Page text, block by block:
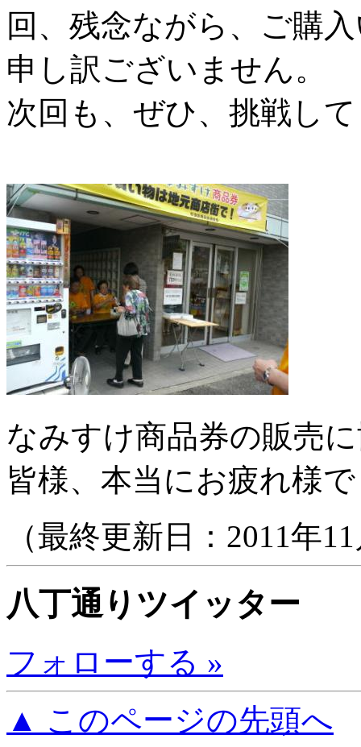
回、残念ながら、ご購
申し訳ございません。
次回も、ぜひ、挑戦し
なみすけ商品券の販売
皆様、本当にお疲れ様
（最終更新日：2011年
八丁通りツイッター
フォローする »
▲ このページの先頭へ